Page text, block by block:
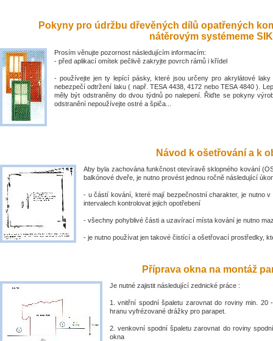
Pokyny pro údržbu dřevěných dílů opatřených
nátěrovým systémeme
Prosím věnujte pozornost následujícím informacím:
- před aplikací omítek pečlivě zakryjte povrch rámů i křídel
- používejte jen ty lepící pásky, které jsou určeny pro akrylátové
nebezpečí odtržení laku ( např. TESA 4438, 4172 nebo TESA 4840 ).
měly být odstraněny do dvou týdnů po nalepení. Řiďte se pokyny
odstranění nepoužívejte ostré a špiča...
Návod k ošetřování a k
Aby byla zachována funkčnost otevíravě sklopného kování
balkónové dveře, je nutno provést jednou ročně následující
- u částí kování, které mají bezpečnostní charakter, je nutno v
intervalech kontrolovat jejich opotřebení
- všechny pohyblivé části a uzavírací místa kování je nutno
- je nutno používat jen takové čistící a ošetřovací prostředky,
Příprava okna na montáž
Je nutné zajistit následující zednické práce :
1. vnitřní spodní špaletu zarovnat do roviny min. 20
hranu vyfrézované drážky pro parapet.
2. venkovní spodní špaletu zarovnat do roviny
okna